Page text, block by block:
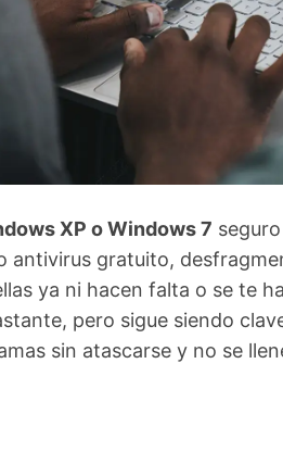
XP o Windows 7
antivirus gratuito,
ya ni hacen falta o se te
pero sigue siendo
sin atascarse y no se